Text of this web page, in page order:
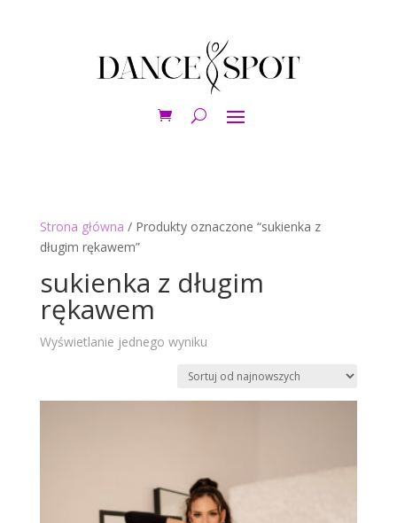
Strona główna / Produkty oznaczone “sukienka z
długim rękawem”
sukienka z długim
rękawem
Wyświetlanie jednego wyniku